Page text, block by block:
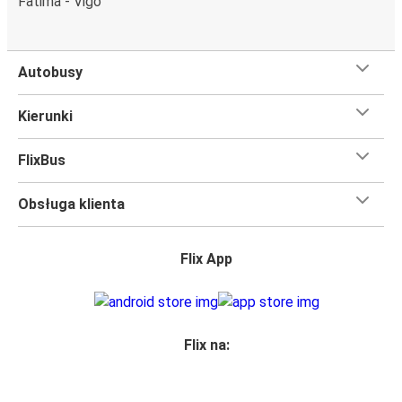
trasie Vigo - Braga
Podróż na trasie Vigo - Braga na pokładzie FlixBusa
oznacza wygodną podróż w wielkim stylu, z
jedną sztuka bagażu
podręcznego i jedną sztukę bagażu głównego
martwić, że nie wystarczy Ci miejsca w bagażu.
miejsce siedzącew naszych autobusachale jeśli chcesz
zakupu biletu. Do wyboru maszmiejsce klasyczne,
Autobusy
Kierunki
FlixBus
Obsługa klienta
Flix App
Flix na: